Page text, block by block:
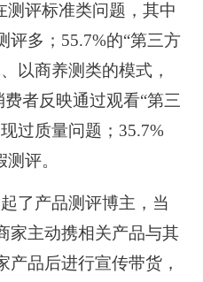
测评标准类问题，其中
评多；55.7%的“第三方
以商养测类的模式，
者反映通过观看“第三
过质量问题；35.7%
评。
产品测评博主，当
家主动携相关产品与其
产品后进行宣传带货，